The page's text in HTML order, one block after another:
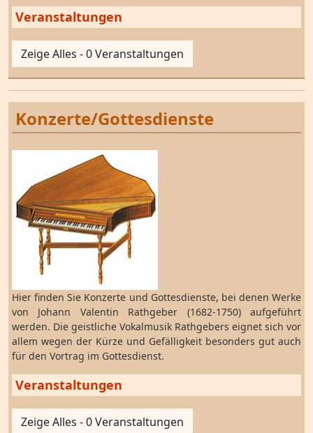
Veranstaltungen
Zeige Alles - 0 Veranstaltungen
Konzerte/Gottesdienste
Hier finden Sie Konzerte und Gottesdienste, bei denen Werke
von Johann Valentin Rathgeber (1682-1750) aufgeführt
werden. Die geistliche Vokalmusik Rathgebers eignet sich vor
allem wegen der Kürze und Gefälligkeit besonders gut auch
für den Vortrag im Gottesdienst.
Veranstaltungen
Zeige Alles - 0 Veranstaltungen